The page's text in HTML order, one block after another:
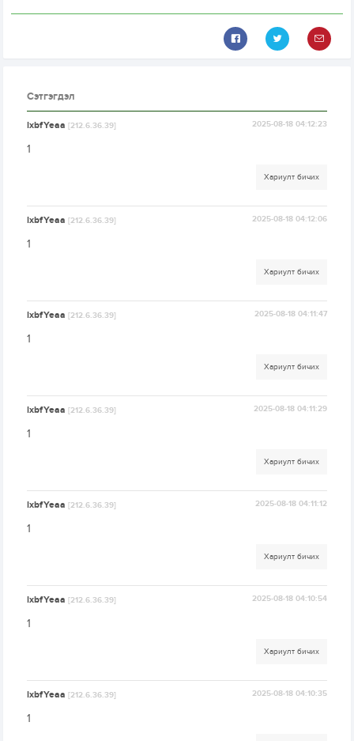
Сэтгэгдэл
lxbfYeaa[212.6.36.39] 2025-08-18 04:12:23
1
Хариулт бичих
lxbfYeaa[212.6.36.39] 2025-08-18 04:12:06
1
Хариулт бичих
lxbfYeaa[212.6.36.39] 2025-08-18 04:11:47
1
Хариулт бичих
lxbfYeaa[212.6.36.39] 2025-08-18 04:11:29
1
Хариулт бичих
lxbfYeaa[212.6.36.39] 2025-08-18 04:11:12
1
Хариулт бичих
lxbfYeaa[212.6.36.39] 2025-08-18 04:10:54
1
Хариулт бичих
lxbfYeaa[212.6.36.39] 2025-08-18 04:10:35
1